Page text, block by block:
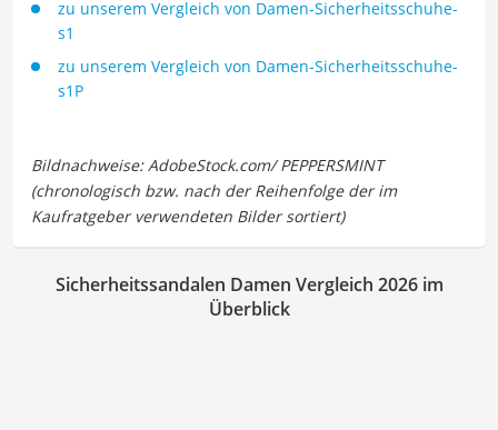
zu unserem Vergleich von Damen-Sicherheitsschuhe-
s1
zu unserem Vergleich von Damen-Sicherheitsschuhe-
s1P
Sicherheitssandalen Damen Vergleich 2026 im
Überblick